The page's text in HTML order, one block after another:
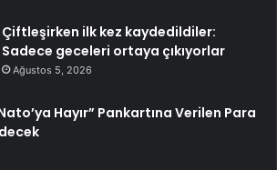
Çiftleşirken ilk kez kaydedildiler:
Sadece geceleri ortaya çıkıyorlar
Ağustos 5, 2026
Hayır” Pankartına Verilen Para